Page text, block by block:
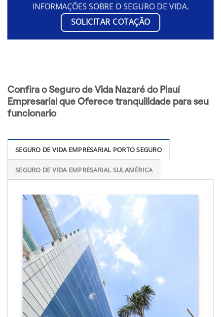
INFORMAÇÕES SOBRE O SEGURO DE VIDA.
SOLICITAR COTAÇÃO
Confira o Seguro de Vida Nazaré do Piauí
Empresarial que Oferece tranquilidade para seu
funcionario
SEGURO DE VIDA EMPRESARIAL PORTO SEGURO
SEGURO DE VIDA EMPRESARIAL SULAMÉRICA